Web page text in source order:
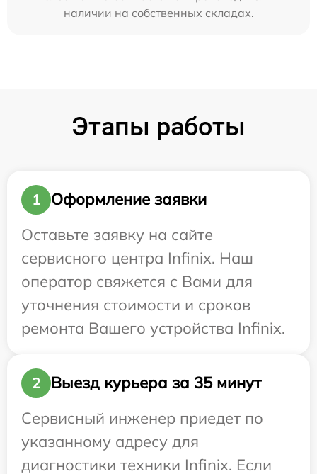
наличии на собственных складах.
Этапы работы
1
Оформление заявки
Оставьте заявку на сайте
сервисного центра Infinix. Наш
оператор свяжется с Вами для
уточнения стоимости и сроков
ремонта Вашего устройства Infinix.
2
Выезд курьера за 35 минут
Сервисный инженер приедет по
указанному адресу для
диагностики техники Infinix. Если